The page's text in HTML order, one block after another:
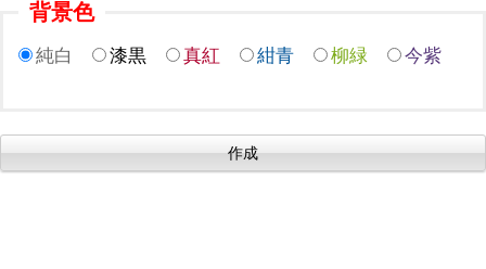
背景色
純白 漆黒 真紅 紺青 柳緑 今紫